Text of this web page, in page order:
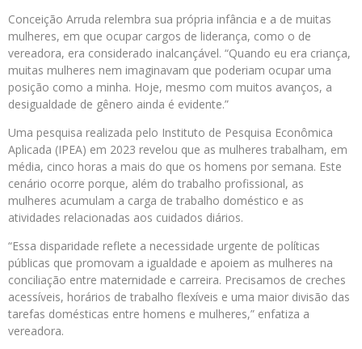
Conceição Arruda relembra sua própria infância e a de muitas
mulheres, em que ocupar cargos de liderança, como o de
vereadora, era considerado inalcançável. “Quando eu era criança,
muitas mulheres nem imaginavam que poderiam ocupar uma
posição como a minha. Hoje, mesmo com muitos avanços, a
desigualdade de gênero ainda é evidente.”
Uma pesquisa realizada pelo Instituto de Pesquisa Econômica
Aplicada (IPEA) em 2023 revelou que as mulheres trabalham, em
média, cinco horas a mais do que os homens por semana. Este
cenário ocorre porque, além do trabalho profissional, as
mulheres acumulam a carga de trabalho doméstico e as
atividades relacionadas aos cuidados diários.
“Essa disparidade reflete a necessidade urgente de políticas
públicas que promovam a igualdade e apoiem as mulheres na
conciliação entre maternidade e carreira. Precisamos de creches
acessíveis, horários de trabalho flexíveis e uma maior divisão das
tarefas domésticas entre homens e mulheres,” enfatiza a
vereadora.